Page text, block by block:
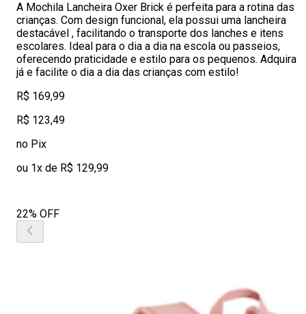
A Mochila Lancheira Oxer Brick é perfeita para a rotina das
crianças. Com design funcional, ela possui uma lancheira
destacável , facilitando o transporte dos lanches e itens
escolares. Ideal para o dia a dia na escola ou passeios,
oferecendo praticidade e estilo para os pequenos. Adquira
já e facilite o dia a dia das crianças com estilo!
R$ 169,99
R$ 123,49
no Pix
ou 1x de R$ 129,99
22% OFF